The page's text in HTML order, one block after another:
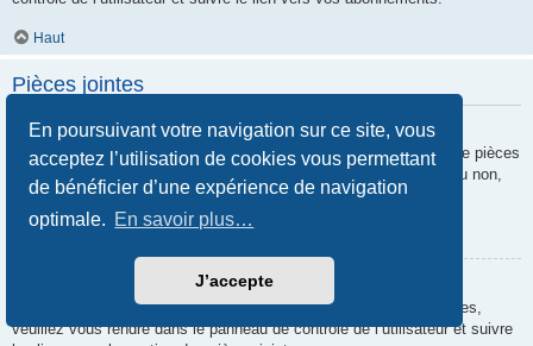
En poursuivant votre navigation sur ce site, vous
acceptez l’utilisation de cookies vous permettant
de bénéficier d’une expérience de navigation
optimale. En savoir plus…
J’accepte
Haut
Pièces jointes
Quelles pièces jointes sont autorisées sur ce forum ?
Chaque administrateur peut autoriser ou interdire certains types de pièces
jointes. Si vous n’êtes pas certain de savoir ce qui est autorisé ou non,
nous vous invitons à contacter un administrateur du forum.
Comment puis-je retrouver toutes mes pièces jointes ?
Pour retrouver la liste des pièces jointes que vous avez transférées,
veuillez vous rendre dans le panneau de contrôle de l’utilisateur et suivre